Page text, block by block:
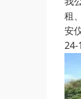
租
安
24-